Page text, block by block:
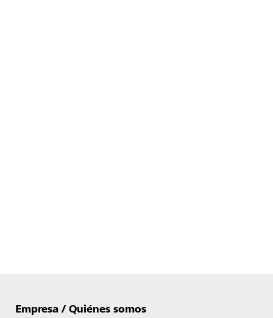
Empresa / Quiénes somos